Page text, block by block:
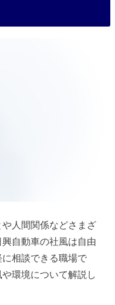
人間関係などさまざ
自動車の社風は自由
相談できる職場で
環境について解説し